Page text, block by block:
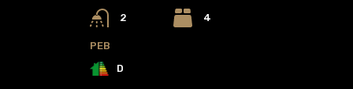
2 4
PEB
D